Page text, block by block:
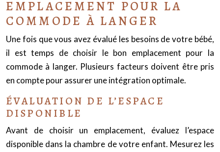
EMPLACEMENT POUR LA
COMMODE À LANGER
Une fois que vous avez évalué les besoins de votre bébé,
il est temps de choisir le bon emplacement pour la
commode à langer. Plusieurs facteurs doivent être pris
en compte pour assurer une intégration optimale.
ÉVALUATION DE L’ESPACE
DISPONIBLE
Avant de choisir un emplacement, évaluez l’espace
disponible dans la chambre de votre enfant. Mesurez les